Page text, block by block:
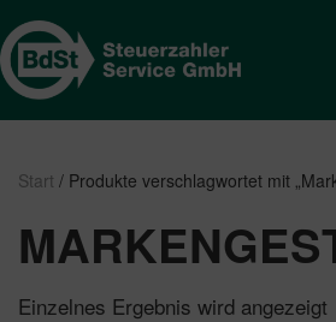
Start / Produkte verschlagwortet mit
Einzelnes Ergebnis wird angezeigt